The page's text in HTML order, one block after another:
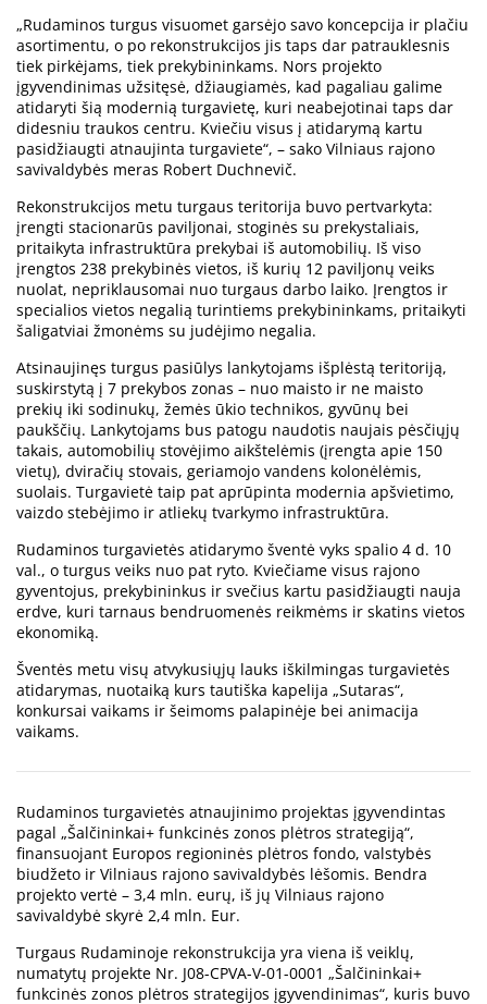
„Rudaminos turgus visuomet garsėjo savo koncepcija ir plačiu
asortimentu, o po rekonstrukcijos jis taps dar patrauklesnis
tiek pirkėjams, tiek prekybininkams. Nors projekto
įgyvendinimas užsitęsė, džiaugiamės, kad pagaliau galime
atidaryti šią modernią turgavietę, kuri neabejotinai taps dar
didesniu traukos centru. Kviečiu visus į atidarymą kartu
pasidžiaugti atnaujinta turgaviete“, – sako Vilniaus rajono
savivaldybės meras Robert Duchnevič.
Rekonstrukcijos metu turgaus teritorija buvo pertvarkyta:
įrengti stacionarūs paviljonai, stoginės su prekystaliais,
pritaikyta infrastruktūra prekybai iš automobilių. Iš viso
įrengtos 238 prekybinės vietos, iš kurių 12 paviljonų veiks
nuolat, nepriklausomai nuo turgaus darbo laiko. Įrengtos ir
specialios vietos negalią turintiems prekybininkams, pritaikyti
šaligatviai žmonėms su judėjimo negalia.
Atsinaujinęs turgus pasiūlys lankytojams išplėstą teritoriją,
suskirstytą į 7 prekybos zonas – nuo maisto ir ne maisto
prekių iki sodinukų, žemės ūkio technikos, gyvūnų bei
paukščių. Lankytojams bus patogu naudotis naujais pėsčiųjų
takais, automobilių stovėjimo aikštelėmis (įrengta apie 150
vietų), dviračių stovais, geriamojo vandens kolonėlėmis,
suolais. Turgavietė taip pat aprūpinta modernia apšvietimo,
vaizdo stebėjimo ir atliekų tvarkymo infrastruktūra.
Rudaminos turgavietės atidarymo šventė vyks spalio 4 d. 10
val., o turgus veiks nuo pat ryto. Kviečiame visus rajono
gyventojus, prekybininkus ir svečius kartu pasidžiaugti nauja
erdve, kuri tarnaus bendruomenės reikmėms ir skatins vietos
ekonomiką.
Šventės metu visų atvykusiųjų lauks iškilmingas turgavietės
atidarymas, nuotaiką kurs tautiška kapelija „Sutaras“,
konkursai vaikams ir šeimoms palapinėje bei animacija
vaikams.
Rudaminos turgavietės atnaujinimo projektas įgyvendintas
pagal „Šalčininkai+ funkcinės zonos plėtros strategiją“,
finansuojant Europos regioninės plėtros fondo, valstybės
biudžeto ir Vilniaus rajono savivaldybės lėšomis. Bendra
projekto vertė – 3,4 mln. eurų, iš jų Vilniaus rajono
savivaldybė skyrė 2,4 mln. Eur.
Turgaus Rudaminoje rekonstrukcija yra viena iš veiklų,
numatytų projekte Nr. J08-CPVA-V-01-0001 „Šalčininkai+
funkcinės zonos plėtros strategijos įgyvendinimas“, kuris buvo